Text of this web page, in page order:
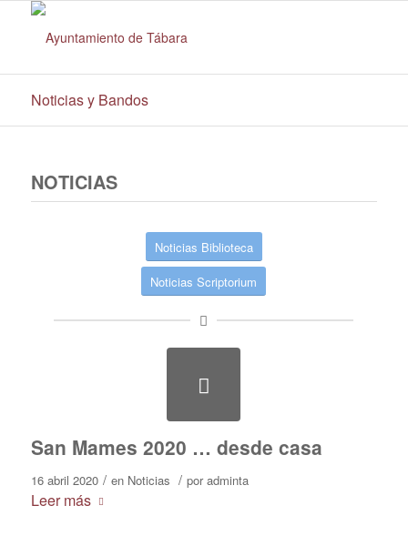
Noticias y Bandos
NOTICIAS
Noticias Biblioteca
Noticias Scriptorium
San Mames 2020 … desde casa
16 abril 2020 / en Noticias / poradminta
Leer más